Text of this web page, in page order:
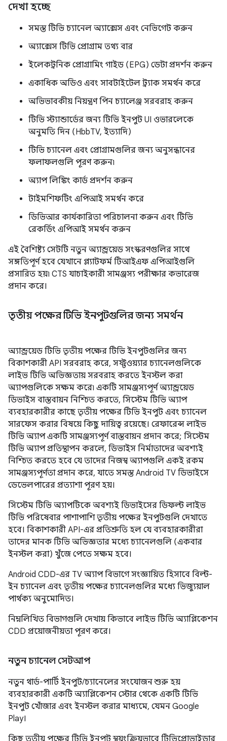
দেখা হচ্ছে
সমস্ত টিভি চ্যানেল অ্যাক্সেস এবং নেভিগেট করুন
অ্যাক্সেস টিভি প্রোগ্রাম তথ্য বার
ইলেকট্রনিক প্রোগ্রামিং গাইড (EPG) ডেটা প্রদর্শন করুন
একাধিক অডিও এবং সাবটাইটেল ট্র্যাক সমর্থন করে
অভিভাবকীয় নিয়ন্ত্রণ পিন চ্যালেঞ্জ সরবরাহ করুন
টিভি স্ট্যান্ডার্ডের জন্য টিভি ইনপুট UI ওভারলেকে
অনুমতি দিন (HbbTV, ইত্যাদি)
টিভি চ্যানেল এবং প্রোগ্রামগুলির জন্য অনুসন্ধানের
ফলাফলগুলি পূরণ করুন৷
অ্যাপ লিঙ্কিং কার্ড প্রদর্শন করুন
টাইমশিফটিং এপিআই সমর্থন করে
ডিভিআর কার্যকারিতা পরিচালনা করুন এবং টিভি
রেকর্ডিং এপিআই সমর্থন করুন
এই বৈশিষ্ট্য সেটটি নতুন অ্যান্ড্রয়েড সংস্করণগুলির সাথে
সঙ্গতিপূর্ণ হবে যেখানে প্ল্যাটফর্ম টিআইএফ এপিআইগুলি
প্রসারিত হয়৷ CTS যাচাইকারী সামঞ্জস্য পরীক্ষার কভারেজ
প্রদান করে।
তৃতীয় পক্ষের টিভি ইনপুটগুলির জন্য সমর্থন
অ্যান্ড্রয়েড টিভি তৃতীয় পক্ষের টিভি ইনপুটগুলির জন্য
বিকাশকারী API সরবরাহ করে, সফ্টওয়্যার চ্যানেলগুলিকে
লাইভ টিভি অভিজ্ঞতায় সরবরাহ করতে ইনস্টল করা
অ্যাপগুলিকে সক্ষম করে৷ একটি সামঞ্জস্যপূর্ণ অ্যান্ড্রয়েড
ডিভাইস বাস্তবায়ন নিশ্চিত করতে, সিস্টেম টিভি অ্যাপ
ব্যবহারকারীর কাছে তৃতীয় পক্ষের টিভি ইনপুট এবং চ্যানেল
সারফেস করার বিষয়ে কিছু দায়িত্ব রয়েছে। রেফারেন্স লাইভ
টিভি অ্যাপ একটি সামঞ্জস্যপূর্ণ বাস্তবায়ন প্রদান করে; সিস্টেম
টিভি অ্যাপ প্রতিস্থাপন করলে, ডিভাইস নির্মাতাদের অবশ্যই
নিশ্চিত করতে হবে যে তাদের নিজস্ব অ্যাপগুলি একই রকম
সামঞ্জস্যপূর্ণতা প্রদান করে, যাতে সমস্ত Android TV ডিভাইসে
ডেভেলপারের প্রত্যাশা পূরণ হয়।
সিস্টেম টিভি অ্যাপটিকে অবশ্যই ডিভাইসের ডিফল্ট লাইভ
টিভি পরিষেবার পাশাপাশি তৃতীয় পক্ষের ইনপুটগুলি দেখাতে
হবে। বিকাশকারী API-এর প্রতিশ্রুতি হল যে ব্যবহারকারীরা
তাদের মানক টিভি অভিজ্ঞতার মধ্যে চ্যানেলগুলি (একবার
ইনস্টল করা) খুঁজে পেতে সক্ষম হবে।
Android CDD-এর TV অ্যাপ বিভাগে সংজ্ঞায়িত হিসাবে বিল্ট-
ইন চ্যানেল এবং তৃতীয় পক্ষের চ্যানেলগুলির মধ্যে ভিজ্যুয়াল
পার্থক্য অনুমোদিত।
নিম্নলিখিত বিভাগগুলি দেখায় কিভাবে লাইভ টিভি অ্যাপ্লিকেশন
CDD প্রয়োজনীয়তা পূরণ করে।
নতুন চ্যানেল সেটআপ
নতুন থার্ড-পার্টি ইনপুট/চ্যানেলের সংযোজন শুরু হয়
ব্যবহারকারী একটি অ্যাপ্লিকেশন স্টোর থেকে একটি টিভি
ইনপুট খোঁজার এবং ইনস্টল করার মাধ্যমে, যেমন Google
Play।